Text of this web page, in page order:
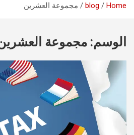
Home
blog مجموعة العشرين
الوسم: مجموعة